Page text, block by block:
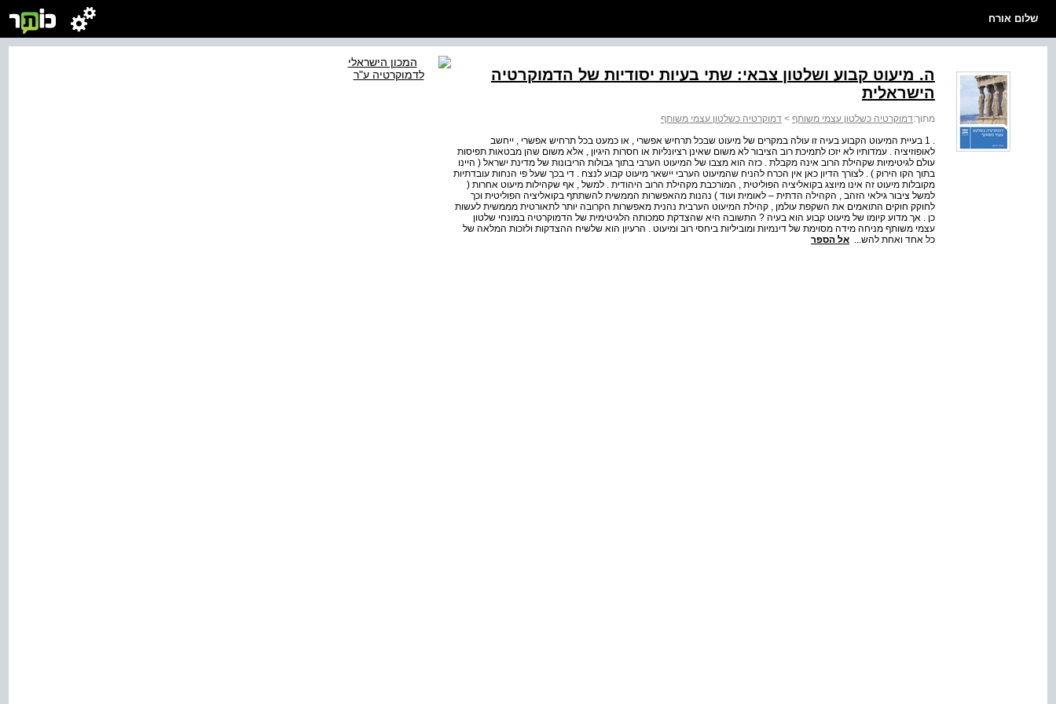
שלום אורח
ה. מיעוט קבוע ושלטון צבאי: שתי בעיות יסודיות של הדמוקרטיה
הישראלית
מתוך:דמוקרטיה כשלטון עצמי משותף > דמוקרטיה כשלטון עצמי משותף
. 1 בעיית המיעוט הקבוע בעיה זו עולה במקרים של מיעוט שבכל תרחיש אפשרי , או כמעט בכל תרחיש אפשרי , ייחשב
לאופוזיציה . עמדותיו לא יזכו לתמיכת רוב הציבור לא משום שאינן רציונליות או חסרות היגיון , אלא משום שהן מבטאות תפיסות
עולם לגיטימיות שקהילת הרוב אינה מקבלת . כזה הוא מצבו של המיעוט הערבי בתוך גבולות הריבונות של מדינת ישראל ( היינו
בתוך הקו הירוק ) . לצורך הדיון כאן אין הכרח להניח שהמיעוט הערבי יישאר מיעוט קבוע לנצח . די בכך שעל פי הנחות עובדתיות
מקובלות מיעוט זה אינו מיוצג בקואליציה הפוליטית , המורכבת מקהילת הרוב היהודית . למשל , אף שקהילות מיעוט אחרות (
למשל ציבור גילאי הזהב , הקהילה הדתית – לאומית ועוד ) נהנות מהאפשרות הממשית להשתתף בקואליציה הפוליטית וכך
לחוקק חוקים התואמים את השקפת עולמן , קהילת המיעוט הערבית נהנית מאפשרות הקרובה יותר לתאורטית מממשית לעשות
כן . אך מדוע קיומו של מיעוט קבוע הוא בעיה ? התשובה היא שהצדקת סמכותה הלגיטימית של הדמוקרטיה במונחי שלטון
עצמי משותף מניחה מידה מסוימת של דינמיות ומוביליות ביחסי רוב ומיעוט . הרעיון הוא שלשיח ההצדקות ולזכות המלאה של
כל אחד ואחת להש... אל הספר